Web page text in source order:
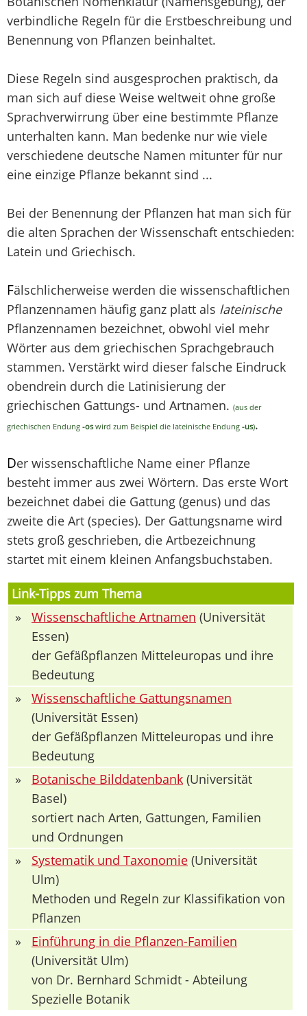
verbindliche Regeln für die Erstbeschreibung und
Benennung von Pflanzen beinhaltet.
Diese Regeln sind ausgesprochen praktisch, da
man sich auf diese Weise weltweit ohne große
Sprachverwirrung über eine bestimmte Pflanze
unterhalten kann. Man bedenke nur wie viele
verschiedene deutsche Namen mitunter für nur
eine einzige Pflanze bekannt sind ...
Bei der Benennung der Pflanzen hat man sich für
die alten Sprachen der Wissenschaft entschieden:
Latein und Griechisch.
Fälschlicherweise werden die wissenschaftlichen
Pflanzennamen häufig ganz platt als lateinische
Pflanzennamen bezeichnet, obwohl viel mehr
Wörter aus dem griechischen Sprachgebrauch
stammen. Verstärkt wird dieser falsche Eindruck
obendrein durch die Latinisierung der
griechischen Gattungs- und Artnamen. (aus der
griechischen Endung -os wird zum Beispiel die lateinische Endung -us).
Der wissenschaftliche Name einer Pflanze
besteht immer aus zwei Wörtern. Das erste Wort
bezeichnet dabei die Gattung (genus) und das
zweite die Art (species). Der Gattungsname wird
stets groß geschrieben, die Artbezeichnung
startet mit einem kleinen Anfangsbuchstaben.
Link-Tipps zum Thema
»
Wissenschaftliche Artnamen (Universität
Essen)
der Gefäßpflanzen Mitteleuropas und ihre
Bedeutung
»
Wissenschaftliche Gattungsnamen
(Universität Essen)
der Gefäßpflanzen Mitteleuropas und ihre
Bedeutung
»
Botanische Bilddatenbank (Universität
Basel)
sortiert nach Arten, Gattungen, Familien
und Ordnungen
»
Systematik und Taxonomie (Universität
Ulm)
Methoden und Regeln zur Klassifikation von
Pflanzen
»
Einführung in die Pflanzen-Familien
(Universität Ulm)
von Dr. Bernhard Schmidt - Abteilung
Spezielle Botanik